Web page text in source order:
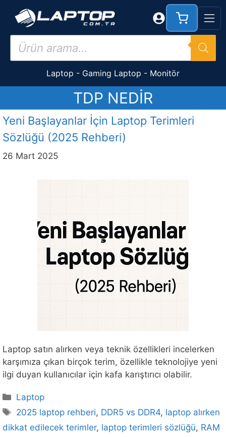
Products
search
Laptop - Gaming Laptop - Monitör
TDP NEDIR
Yeni Başlayanlar İçin Laptop Terimleri
Sözlüğü (2025 Rehberi)
26 Mart 2025
Laptop satın alırken veya teknik özellikleri incelerken
karşımıza çıkan birçok terim, özellikle teknolojiye yeni
ilgi duyan kullanıcılar için kafa karıştırıcı olabilir.
Kategoriler
Laptop
Etiketler
2025 laptop rehberi, DDR5 vs DDR4, laptop alırken
dikkat edilecek terimler, laptop terimleri sözlüğü, RAM